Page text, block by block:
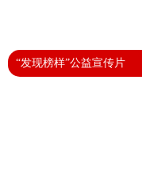
“发现榜样”公益宣传片